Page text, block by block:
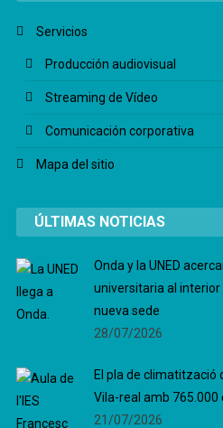
Servicios
Producción audiovisual
Streaming de Vídeo
Comunicación corporativa
Mapa del sitio
ÚLTIMAS NOTICIAS
Onda y la UNED
universitaria al interior
nueva sede
28/07/2026
El pla de climatització
Vila-real amb 765.000
21/07/2026